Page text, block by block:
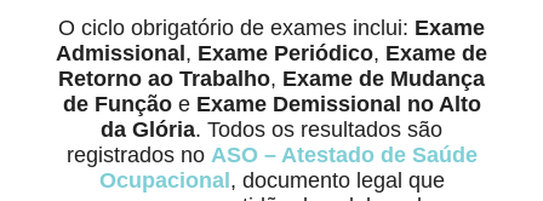
O ciclo obrigatório de exames inclui: Exame
Admissional , Exame Periódico, Exame de
Retorno ao Trabalho, Exame de Mudança
de Funçãoe Exame Demissional no Alto
da Glória. Todos os resultados são
registrados no ASO – Atestado de Saúde
Ocupacional , documento legal que